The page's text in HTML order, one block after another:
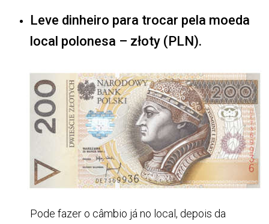
Leve dinheiro para trocar pela moeda
local polonesa – złoty (PLN).
Pode fazer o câmbio já no local, depois da